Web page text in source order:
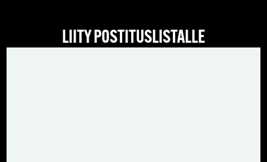
LIITY POSTITUSLISTALLE